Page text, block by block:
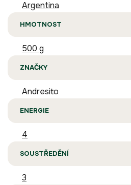
Argentina
HMOTNOST
500 g
ZNAČKY
Andresito
ENERGIE
4
SOUSTŘEDĚNÍ
3